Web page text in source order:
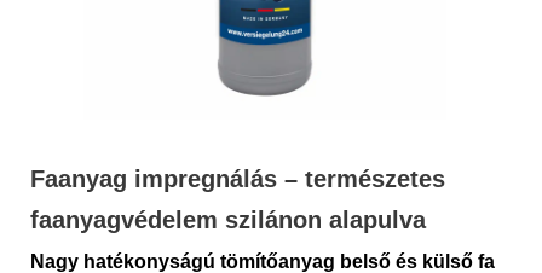
Faanyag impregnálás – természetes
faanyagvédelem szilánon alapulva
Nagy hatékonyságú tömítőanyag belső és külső fa